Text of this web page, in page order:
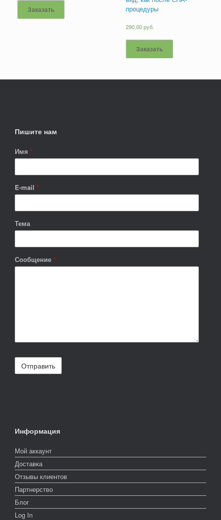
Заказать
процедуры
290.00руб.
Заказать
Пишите нам
Имя *
E-mail *
Тема
Сообщение *
Информация
Мой аккаунт
Доставка
Отзывы клиентов
Партнерство
Блог
Log In